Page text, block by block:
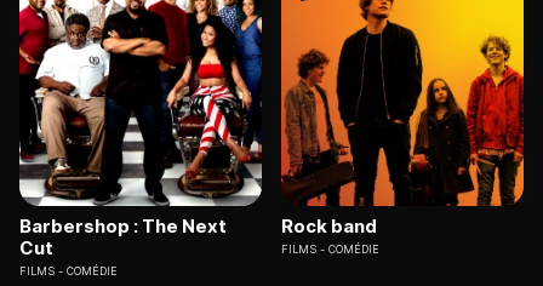
Barbershop : The Next
Cut
FILMS COMÉDIE
Rock band
FILMS COMÉDIE